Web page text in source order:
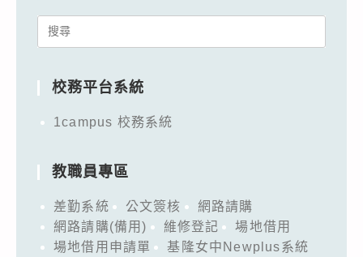
Search
校務平台系統
1campus 校務系統
教職員專區
差勤系統 公文簽核
網路請購
網路請購(備用)
維修登記
場地借用
場地借用申請單
基隆女中Newplus系統